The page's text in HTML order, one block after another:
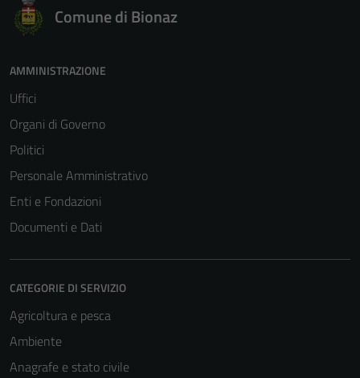
Comune di Bionaz
AMMINISTRAZIONE
Uffici
Organi di Governo
Politici
Personale Amministrativo
Enti e Fondazioni
Documenti e Dati
CATEGORIE DI SERVIZIO
Agricoltura e pesca
Ambiente
Anagrafe e stato civile